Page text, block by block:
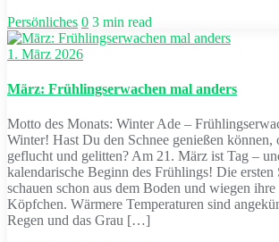
Persönliches 0 3 min read
1. März 2026
März: Frühlingserwachen mal anders
Motto des Monats: Winter Ade –
Winter! Hast Du den Schnee genießen können,
geflucht und gelitten? Am 21. März ist Tag –
kalendarische Beginn des Frühlings! Die ersten
schauen schon aus dem Boden und wiegen ihre
Köpfchen. Wärmere Temperaturen sind
Regen und das Grau […]